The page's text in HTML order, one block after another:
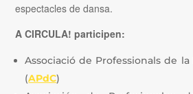
espectacles de dansa.
A CIRCULA! participen:
Associació de Professionals de
(APdC)